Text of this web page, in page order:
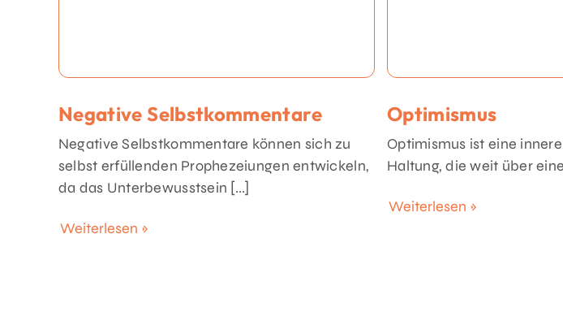
Negative Selbstkommentare
Negative Selbstkommentare können sich zu
selbst erfüllenden Prophezeiungen entwickeln,
da das Unterbewusstsein [...]
Weiterlesen »
Optimismus
Optimismus ist eine
Haltung, die weit über
Weiterlesen »